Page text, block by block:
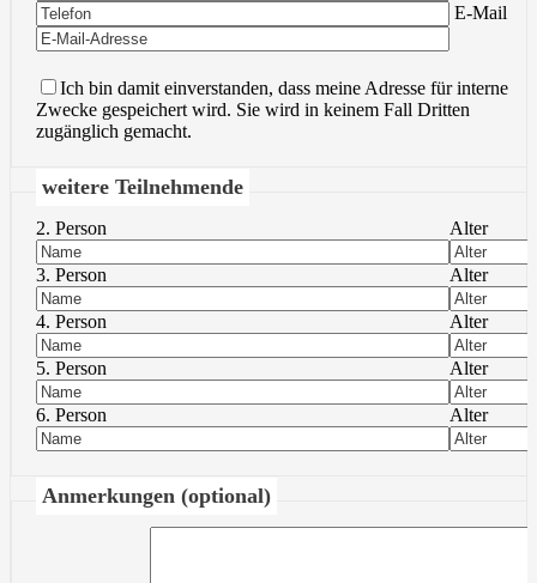
Bitte lasse
E-Mail
Ich bin damit einverstanden, dass meine Adresse für interne
Zwecke gespeichert wird. Sie wird in keinem Fall Dritten
zugänglich gemacht.
weitere Teilnehmende
2. Person Alter
3. Person Alter
4. Person Alter
5. Person Alter
6. Person Alter
Anmerkungen (optional)